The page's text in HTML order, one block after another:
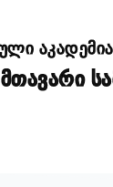
აკადემია